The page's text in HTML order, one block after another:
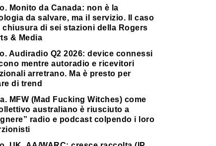
Monito da Canada: non è la
da salvare, ma il servizio. Il caso
chiusura di sei stazioni della Rogers
& Media
Audiradio Q2 2026: device connessi
mentre autoradio e ricevitori
arretrano. Ma è presto per
di trend
MFW (Mad Fucking Witches) come
australiano è riusciuto a
radio e podcast colpendo i loro